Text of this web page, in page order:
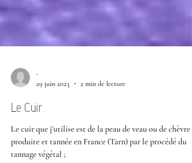
-
29 juin 2023